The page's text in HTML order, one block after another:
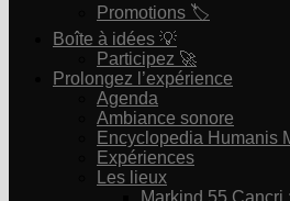
Promotions 🏷
Boîte à idées 💡
Participez 🚀
Prolongez l’expérience
Agenda
Ambiance sonore
Encyclopedia Humanis
Expériences
Les lieux
Markind 55 Cancri